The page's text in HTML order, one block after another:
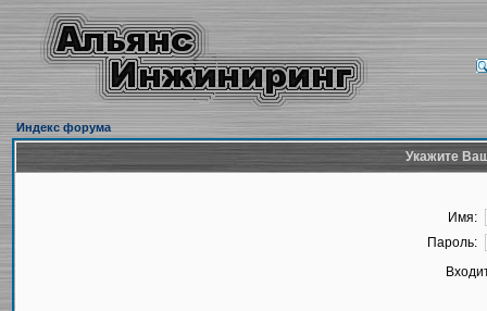
Индекс форума
Укажите
Имя:
Пароль: